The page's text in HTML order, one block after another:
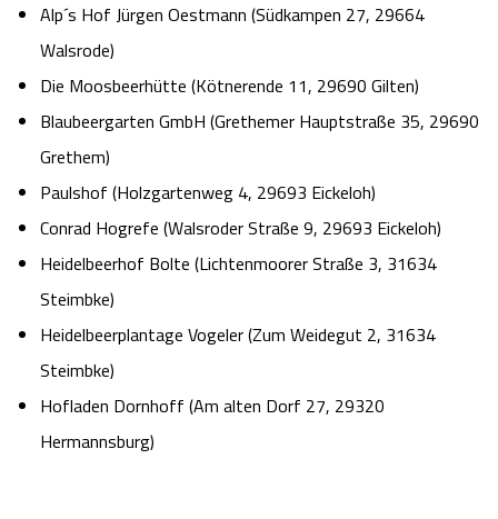
Alp´s Hof Jürgen Oestmann (Südkampen 27, 29664
Walsrode)
Die Moosbeerhütte (Kötnerende 11, 29690 Gilten)
Blaubeergarten GmbH (Grethemer Hauptstraße 35, 29690
Grethem)
Paulshof (Holzgartenweg 4, 29693 Eickeloh)
Conrad Hogrefe (Walsroder Straße 9, 29693 Eickeloh)
Heidelbeerhof Bolte (Lichtenmoorer Straße 3, 31634
Steimbke)
Heidelbeerplantage Vogeler (Zum Weidegut 2, 31634
Steimbke)
Hofladen Dornhoff (Am alten Dorf 27, 29320
Hermannsburg)